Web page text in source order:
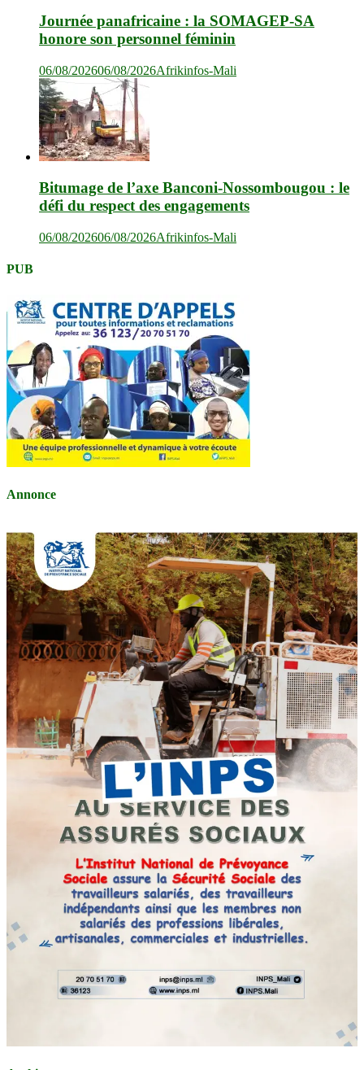
Journée panafricaine : la SOMAGEP-SA
honore son personnel féminin
06/08/202606/08/2026Afrikinfos-Mali
Bitumage de l’axe Banconi-Nossombougou : le
défi du respect des engagements
06/08/202606/08/2026Afrikinfos-Mali
PUB
Annonce